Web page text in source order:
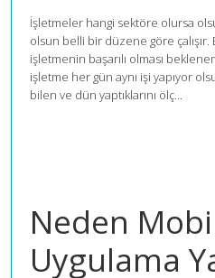
İşletmeler hangi sektöre olursa
olsun belli bir düzene göre çalışır.
işletmenin başarılı olması
işletme her gün aynı işi yapıyor
bilen ve dün yaptıklarını ölç...
Neden
Uygulama